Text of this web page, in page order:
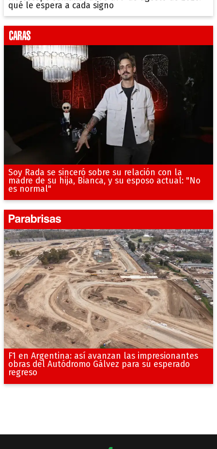
qué le espera a cada signo
Soy Rada se sinceró sobre su relación con la
madre de su hija, Bianca, y su esposo actual: "No
es normal"
F1 en Argentina: así avanzan las impresionantes
obras del Autódromo Gálvez para su esperado
regreso